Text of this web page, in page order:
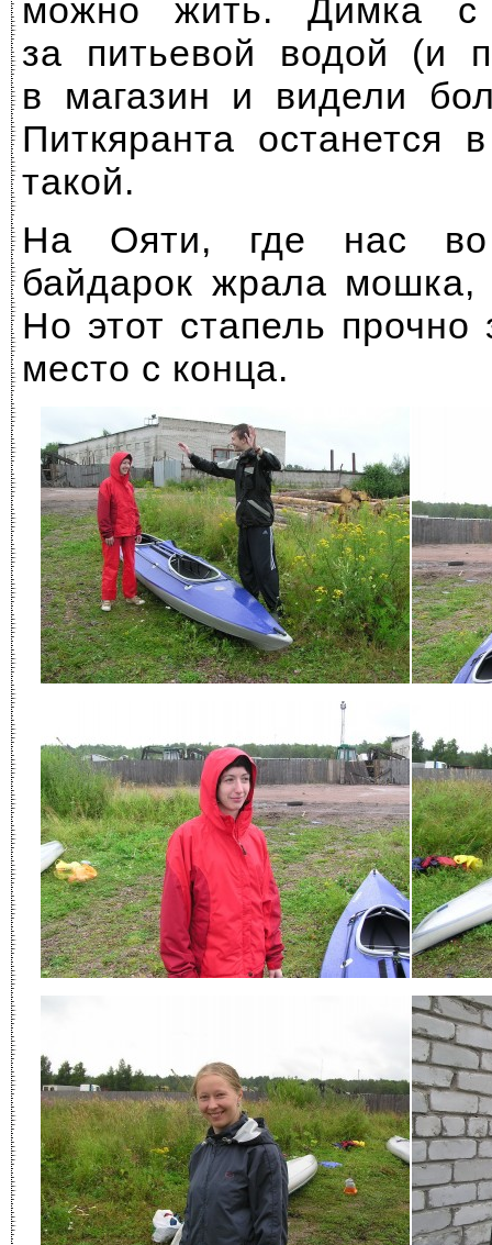
можно жить. Димка
за питьевой водой (и
в магазин и видели
Питкяранта останется
такой.
На Ояти, где нас во
байдарок жрала
Но этот стапель прочно
место с конца.